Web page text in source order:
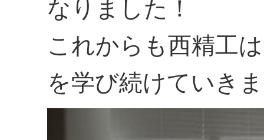
なりました！
これからも西精工
を学び続けていき